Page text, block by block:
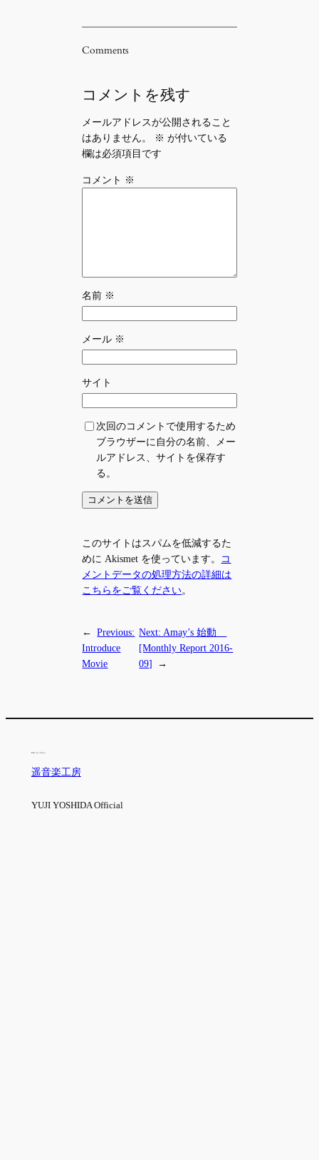
Comments
コメントを残す
メールアドレスが公開されること
はありません。
※ が付いている
欄は必須項目です
コメント ※
名前 ※
メール ※
サイト
次回のコメントで使用するため
ブラウザーに自分の名前、メー
ルアドレス、サイトを保存す
る。
このサイトはスパムを低減するた
めに Akismet を使っています。 コ
メントデータの処理方法の詳細は
こちらをご覧ください。
← Previous:
Introduce
Movie
Next: Amay’s 始動
[Monthly Report 2016-
09]
→
遥音楽工房
YUJI YOSHIDA Official